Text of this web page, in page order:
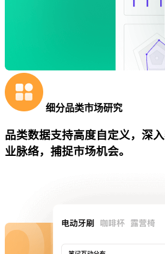
细分品类市场研究
品类数据支持高度自定义，深
业脉络，捕捉市场机会。